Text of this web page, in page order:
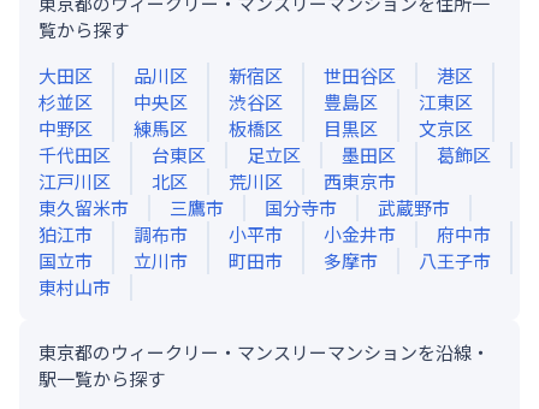
覧から探す
大田区
品川区 新宿区 世田谷区
港区
杉並区
中央区 渋谷区 豊島区
江東区
中野区
練馬区 板橋区 目黒区
文京区
千代田区
台東区 足立区 墨田区
葛飾区
江戸川区
北区 荒川区
西東京市
東久留米市
三鷹市 国分寺市
武蔵野市
狛江市
調布市 小平市 小金井市
府中市
国立市
立川市 町田市 多摩市
八王子市
東村山市
東京都のウィークリー・マンスリーマンションを沿線・
駅一覧から探す